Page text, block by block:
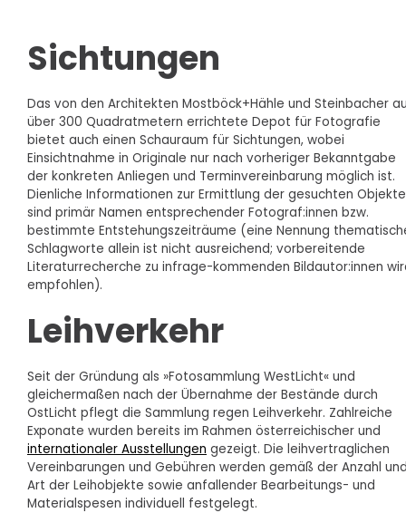
Sichtungen
Das von den Architekten Mostböck+Hähle und Steinbacher
über 300 Quadratmetern errichtete Depot für Fotografie
bietet auch einen Schauraum für Sichtungen, wobei
Einsichtnahme in Originale nur nach vorheriger Bekanntgabe
der konkreten Anliegen und Terminvereinbarung möglich ist.
Dienliche Informationen zur Ermittlung der gesuchten Objekte
sind primär Namen entsprechender Fotograf:innen bzw.
bestimmte Entstehungszeiträume (eine Nennung
Schlagworte allein ist nicht ausreichend; vorbereitende
Literaturrecherche zu infrage-kommenden Bildautor:innen
empfohlen).
Leihverkehr
Seit der Gründung als »Fotosammlung WestLicht« und
gleichermaßen nach der Übernahme der Bestände durch
OstLicht pflegt die Sammlung regen Leihverkehr. Zahlreiche
Exponate wurden bereits im Rahmen österreichischer und
internationaler Ausstellungen gezeigt. Die leihvertraglichen
Vereinbarungen und Gebühren werden gemäß der Anzahl
Art der Leihobjekte sowie anfallender Bearbeitungs- und
Materialspesen individuell festgelegt.